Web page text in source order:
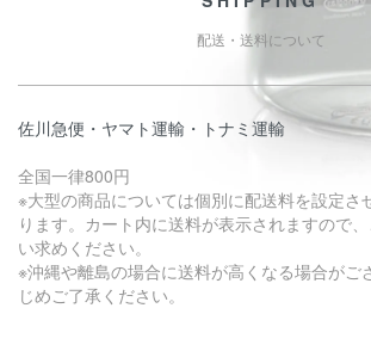
配送・送料について
佐川急便・ヤマト運輸・トナミ運輸
全国一律800円
※大型の商品については個別に配送料を設定さ
ります。カート内に送料が表示されますので
い求めください。
※沖縄や離島の場合に送料が高くなる場合がご
じめご了承ください。